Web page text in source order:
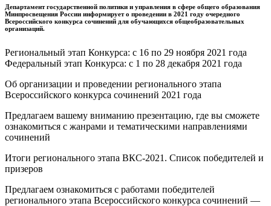
Департамент государственной политики и управления в сфере общего образования
Минпросвещения России информирует о проведении в 2021 году очередного
Всероссийского конкурса сочинений для обучающихся общеобразовательных
организаций.
Региональный этап Конкурса: с 16 по 29 ноября 2021 года
Федеральный этап Конкурса: с 1 по 28 декабря 2021 года
Об организации и проведении регионального этапа
Всероссийского конкурса сочинений 2021 года
Предлагаем вашему вниманию презентацию, где вы сможете
ознакомиться с жанрами и тематическими направлениями
сочинений
Итоги регионального этапа ВКС-2021. Список победителей и
призеров
Предлагаем ознакомиться с работами победителей
регионального этапа Всероссийского конкурса сочинений —